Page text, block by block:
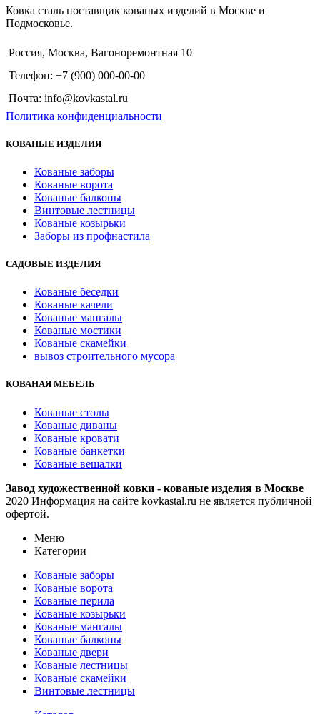
Ковка сталь поставщик кованых изделий в Москве и
Подмосковье.
Россия, Москва, Вагоноремонтная 10
Телефон: +7 (900) 000-00-00
Почта: info@kovkastal.ru
Политика конфиденциальности
КОВАНЫЕ ИЗДЕЛИЯ
Кованые заборы
Кованые ворота
Кованые балконы
Винтовые лестницы
Кованые козырьки
Заборы из профнастила
САДОВЫЕ ИЗДЕЛИЯ
Кованые беседки
Кованые качели
Кованые мангалы
Кованые мостики
Кованые скамейки
вывоз строительного мусора
КОВАНАЯ МЕБЕЛЬ
Кованые столы
Кованые диваны
Кованые кровати
Кованые банкетки
Кованые вешалки
Завод художественной ковки - кованые изделия в Москве
2020 Информация на сайте kovkastal.ru не является публичной
офертой.
Меню
Категории
Кованые заборы
Кованые ворота
Кованые перила
Кованые козырьки
Кованые мангалы
Кованые балконы
Кованые двери
Кованые лестницы
Кованые скамейки
Винтовые лестницы